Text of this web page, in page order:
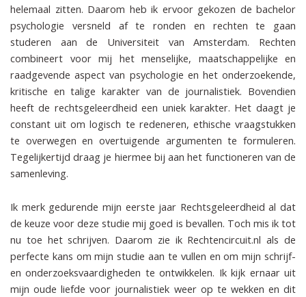
helemaal zitten. Daarom heb ik ervoor gekozen de bachelor
psychologie versneld af te ronden en rechten te gaan
studeren aan de Universiteit van Amsterdam. Rechten
combineert voor mij het menselijke, maatschappelijke en
raadgevende aspect van psychologie en het onderzoekende,
kritische en talige karakter van de journalistiek. Bovendien
heeft de rechtsgeleerdheid een uniek karakter. Het daagt je
constant uit om logisch te redeneren, ethische vraagstukken
te overwegen en overtuigende argumenten te formuleren.
Tegelijkertijd draag je hiermee bij aan het functioneren van de
samenleving.
Ik merk gedurende mijn eerste jaar Rechtsgeleerdheid al dat
de keuze voor deze studie mij goed is bevallen. Toch mis ik tot
nu toe het schrijven. Daarom zie ik Rechtencircuit.nl als de
perfecte kans om mijn studie aan te vullen en om mijn schrijf-
en onderzoeksvaardigheden te ontwikkelen. Ik kijk ernaar uit
mijn oude liefde voor journalistiek weer op te wekken en dit